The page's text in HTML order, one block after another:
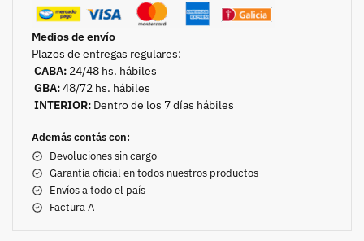
Medios de envío
Plazos de entregas regulares:
CABA: 24/48 hs. hábiles
GBA:48/72 hs. hábiles
INTERIOR:Dentro de los 7 días hábiles
Además contás con:
Devoluciones sin cargo
Garantía oficial en todos nuestros productos
Envíos a todo el país
Factura A